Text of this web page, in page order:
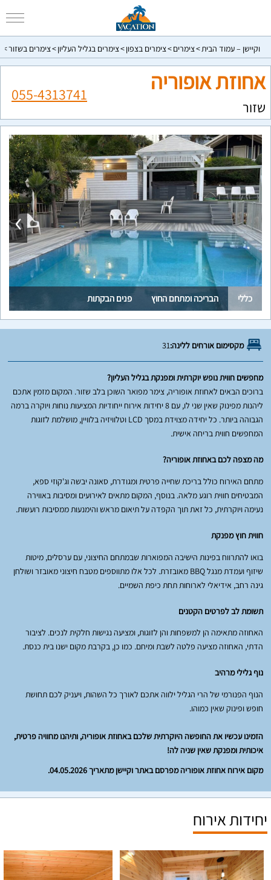
וקיישן – עמוד הבית צימרים צימרים בצפון צימרים בגליל העליון צימרים בשזור
אחוזת אופוריה
שזור
055-4313741
›
כללי הבריכה ומתחם החוץ פנים הבקתות
מקסימום אורחים ללינה:31
מחפשים חווית נופש יוקרתית ומפנקת בגליל העליון?
ברוכים הבאים לאחוזת אופוריה, צימר מפואר השוכן בלב שזור. המקום מזמין אתכם
ליהנות מפינוק שאין שני לו, עם 8 יחידות אירוח ייחודיות המציעות נוחות ויוקרה ברמה
הגבוהה ביותר. כל יחידה מצוידת במסך LCD וטלוויזיה בלוויין, מושלמת לזוגות
המחפשים חווית בריחה אישית.
מה מצפה לכם באחוזת אופוריה?
מתחם האירוח כולל בריכת שחייה פרטית ומגודרת, סאונה יבשה וג'קוזי ספא,
המבטיחים חווית רוגע מלאה. בנוסף, המקום מתאים לאירועים ומסיבות באווירה
נעימה ויוקרתית, כל זאת תוך הקפדה על תיאום מראש והימנעות ממסיבות רועשות.
חווית חוץ מפנקת
בואו להתרווח בפינות הישיבה המפוארות שבמתחם החיצוני, עם ערסלים, מיטות
שיזוף ועמדת מנגל BBQ מאובזרת. לכל אלו מתווספים מטבח חיצוני מאובזר ושולחן
גינה רחב, אידיאלי לארוחות תחת כיפת השמיים.
תשומת לב לפרטים הקטנים
האחוזה מתאימה הן למשפחות והן לזוגות, ומציעה נגישות חלקית לנכים. לציבור
הדתי, האחוזה מציעה פלטה לשבת ומיחם. כמו כן, בקרבת מקום ישנו בית כנסת.
נוף גלילי מרהיב
הנוף הפנורמי של הרי הגליל ילווה אתכם לאורך כל השהות, ויעניק לכם תחושת
חופש ופינוק שאין כמוהו.
הזמינו עכשיו את החופשה היוקרתית שלכם באחוזת אופוריה, ותיהנו מחוויה פרטית,
איכותית ומפנקת שאין שניה לה!
מקום אירוח אחוזת אופוריה מפרסם באתר וקיישן מתאריך 04.05.2026.
יחידות אירוח